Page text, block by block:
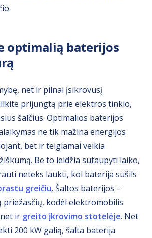
optimalią baterijos
net ir pilnai įsikrovusį
prijungtą prie elektros tinklo,
šalčius. Optimalios baterijos
ne tik mažina energijos
bet ir teigiamai veikia
Be to leidžia sutaupyti laiko,
neteks laukti, kol baterija sušils
greičiu. Šaltos baterijos –
priežasčių, kodėl elektromobilis
ir greito įkrovimo stotelėje. Net
200 kW galią, šalta baterija